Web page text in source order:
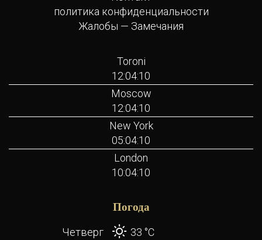
политика конфиденциальности
Жалобы — Замечания
Toroni
12:04:10
Moscow
12:04:10
New York
05:04:10
London
10:04:10
Погода
Четверг 33 °C